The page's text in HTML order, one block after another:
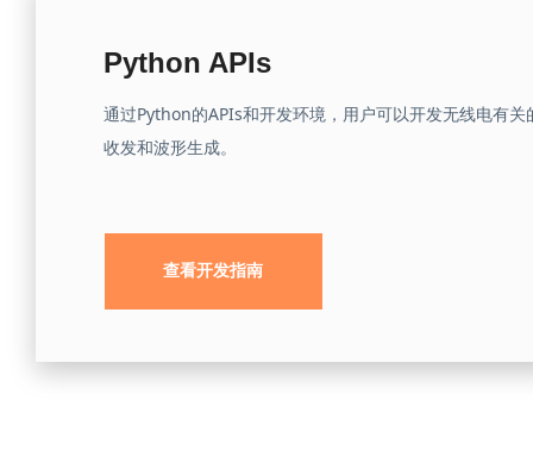
Python APIs
通过Python的APIs和开发环境，用户可以开发无线电有
收发和波形生成。
查看开发指南